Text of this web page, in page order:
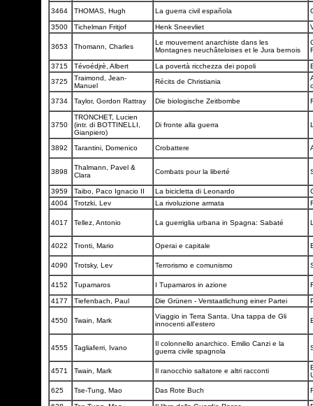
3464
THOMAS, Hugh La guerra civil española
3500 Tichelman Fritjof Henk Sneevliet
3653 Thomann, Charles
Le mouvement anarchiste dans les
Montagnes neuchâteloises et le Jura bernois
3715 Tévoédjrè, Albert La povertà ricchezza dei popoli
3725
Traimond, Jean-
Manuel
Récits de Christiania
3734
Taylor, Gordon Rattray Die biologische Zeitbombe
3750
TRONCHET, Lucien
(intr. di BOTTINELLI,
Gianpiero)
Di fronte alla guerra
3892 Tarantini, Domenico Crobattere
3898
Thalmann, Pavel &
Clara
Combats pour la liberté
3959 Taibo, Paco Ignacio II La bicicletta di Leonardo
4004
Trotzki, Lev La rivoluzione armata
4017 Tellez, Antonio La guerriglia urbana in Spagna: Sabaté
4022 Tronti, Mario Operai e capitale
4090 Trotsky, Lev Terrorismo e comunismo
4152 Tupamaros I Tupamaros in azione
4177 Tiefenbach, Paul Die Grünen - Verstaatlichung einer Partei
4550 Twain, Mark
Viaggio in Terra Santa. Una tappa de Gli
innocenti all'estero
4555 Tagliaferri, Ivano
Il colonnello anarchico. Emilio Canzi e la
guerra civile spagnola
4571 Twain, Mark Il ranocchio saltatore e altri racconti
625
Tse-Tung, Mao Das Rote Buch